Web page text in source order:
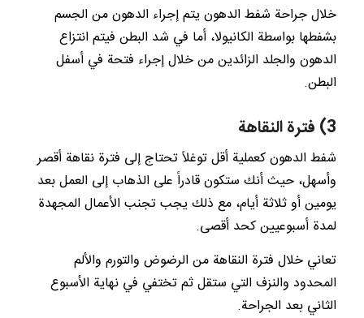
خلال جراحة شفط الدهون يتم إجراء الدهون من الجسم
بشفطها بواسطة الكانيولا، أما في شد البطن فيتم انتزاع
الدهون والجلد الزائدين من خلال إجراء فتحة في أسفل
البطن.
3) فترة النقاهة
شفط الدهون كعملية أقل توغلاً تحتاج إلى فترة نقاهة أقصر
وأسهل، حيث أنك ستكون قادراً على الذهاب إلى العمل بعد
يومين أو ثلاثة أيام، مع ذلك يجب تجنب الأعمال المجهدة
لمدة أسبوعيين كحد أقصى.
تعاني خلال فترة النقاهة من الرضوض والتورم والألم
المحدود والنزف التي ستقل ثم تختفي في نهاية الأسبوع
الثاني بعد الجراحة.